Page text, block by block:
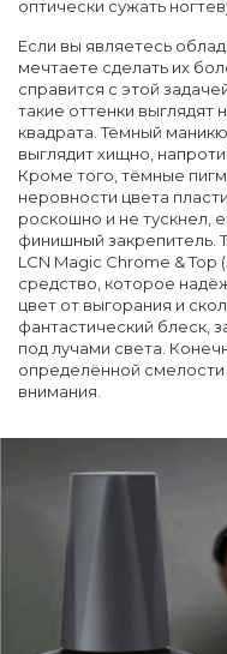
оптически сужать
Если вы являетесь
мечтаете сделать их
справится с этой
такие оттенки выглядят
квадрата. Тёмный
выглядит хищно,
Кроме того, тёмные
неровности цвета
роскошно и не тускнел,
финишный закрепитель.
LCN Magic Chrome & Top
средство, которое
цвет от выгорания и
фантастический блеск,
под лучами света.
определённой смелости
внимания.